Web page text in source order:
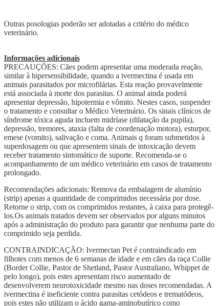
Outras posologias poderão ser adotadas a critério do médico
veterinário.
Informações adicionais
PRECAUÇÕES: Cães podem apresentar uma moderada reação,
similar à hipersensibilidade, quando a ivermectina é usada em
animais parasitados por microfilárias. Esta reação provavelmente
está associada à morte dos parasitas. O animal ainda poderá
apresentar depressão, hipotermia e vômito. Nestes casos, suspender
o tratamento e consultar o Médico Veterinário. Os sinais clínicos de
síndrome tóxica aguda incluem midríase (dilatação da pupila),
depressão, tremores, ataxia (falta de coordenação motora), esturpor,
emese (vomito), salivação e coma. Animais q foram submetidos à
superdosagem ou que apresentem sinais de intoxicação devem
receber tratamento sintomático de suporte. Recomenda-se o
acompanhamento de um médico veterinário em casos de tratamento
prolongado.
Recomendações adicionais: Remova da embalagem de alumínio
(strip) apenas a quantidade de comprimidos necessária por dose.
Retorne o strip, com os comprimidos restantes, à caixa para protegê-
los.Os animais tratados devem ser observados por alguns minutos
após a administração do produto para garantir que nenhuma parte do
comprimido seja perdida.
CONTRAINDICAÇÃO: Ivermectan Pet é contraindicado em
filhotes com menos de 6 semanas de idade e em cães da raça Collie
(Border Collie, Pastor de Shetland, Pastor Australiano, Whippet de
pelo longo), pois estes apresentam risco aumentado de
desenvolverem neurotoxicidade mesmo nas doses recomendadas. A
ivermectina é ineficiente contra parasitas cetódeos e trematódeos,
pois estes não utilizam o ácido gama-aminobutírico como